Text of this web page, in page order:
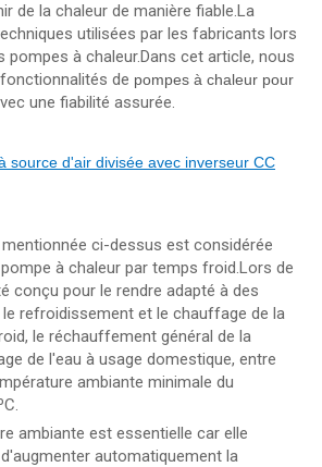
de la chaleur de manière fiable.La
utilisées par les fabricants lors
pompes à chaleur.Dans cet article, nous
de pompes à chaleur pour
une fiabilité assurée.
source d'air divisée avec inverseur CC
ci-dessus est considérée
à chaleur par temps froid.Lors de
conçu pour le rendre adapté à des
refroidissement et le chauffage de la
le réchauffement général de la
de l'eau à usage domestique, entre
ambiante minimale du
ambiante est essentielle car elle
automatiquement la